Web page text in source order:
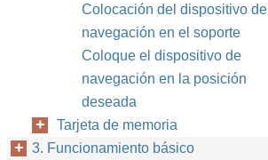
Colocación del dispositivo de
navegación en el soporte
Coloque el dispositivo de
navegación en la posición
deseada
Tarjeta de memoria
3. Funcionamiento básico